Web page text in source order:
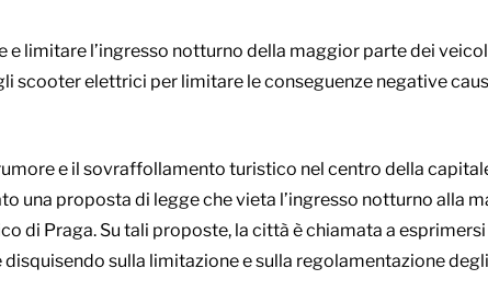
limitare l’ingresso notturno della maggior parte dei
scooter elettrici per limitare le conseguenze negative
e il sovraffollamento turistico nel centro della
una proposta di legge che vieta l’ingresso notturno alla
di Praga. Su tali proposte, la città è chiamata a
sulla limitazione e sulla regolamentazione